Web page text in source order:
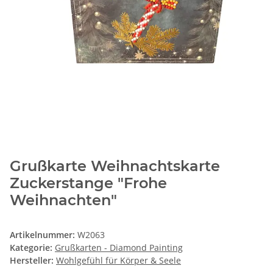
Grußkarte Weihnachtskarte
Zuckerstange "Frohe
Weihnachten"
Artikelnummer: W2063
Kategorie: Grußkarten - Diamond Painting
Hersteller: Wohlgefühl für Körper & Seele